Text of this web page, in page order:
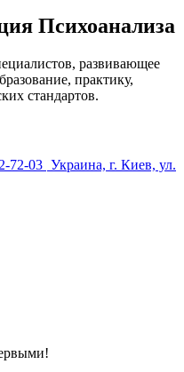
Психоанализа
развивающее
практику,
стандартов.
72-03 Украина, г. Киев, ул.